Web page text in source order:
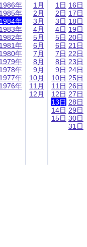
1986年
1985年
1984年
1983年
1982年
1981年
1980年
1979年
1978年
1977年
1976年
1月
2月
3月
4月
5月
6月
7月
8月
9月
10月
11月
12月
1日
2日
3日
4日
5日
6日
7日
8日
9日
10日
11日
12日
13日
14日
15日
16日
17日
18日
19日
20日
21日
22日
23日
24日
25日
26日
27日
28日
29日
30日
31日